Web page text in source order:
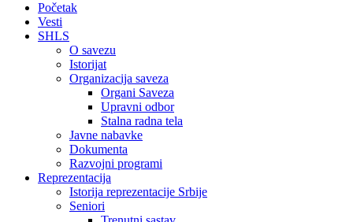
Početak
Vesti
SHLS
O savezu
Istorijat
Organizacija saveza
Organi Saveza
Upravni odbor
Stalna radna tela
Javne nabavke
Dokumenta
Razvojni programi
Reprezentacija
Istorija reprezentacije Srbije
Seniori